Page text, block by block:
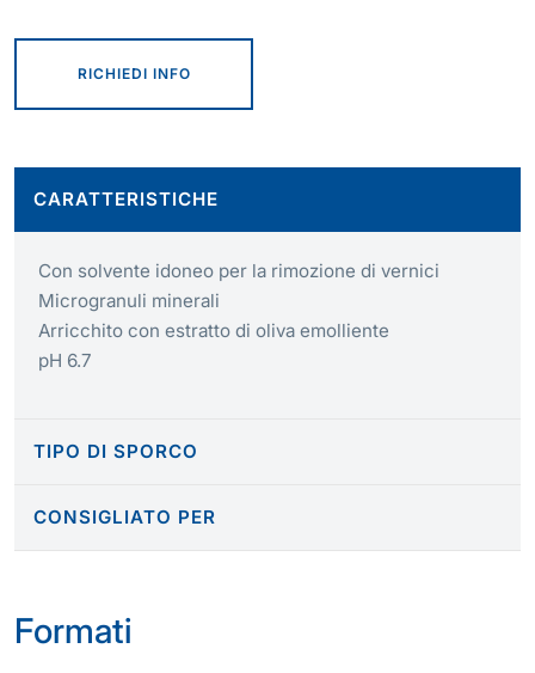
RICHIEDI INFO
CARATTERISTICHE
Con solvente idoneo per la rimozione di vernici
Microgranuli minerali
Arricchito con estratto di oliva emolliente
pH 6.7
TIPO DI SPORCO
CONSIGLIATO PER
Formati